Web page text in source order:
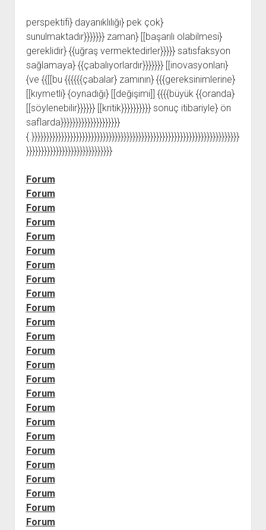
perspektifi} dayanıklılığı} pek çok}
sunulmaktadır}}}}}}} zaman} [[başarılı olabilmesi}
gereklidir} {{uğraş vermektedirler}}}}} satısfaksyon
sağlamaya} {{çabalıyorlardır}}}}}}} [[inovasyonları}
{ve {{[[bu {{{{{{çabalar} zamının} {{{gereksinimlerine}
[[kıymetli} {oynadığı} [[değişimi]] {{{{büyük {{oranda}
[[söylenebilir}}}}}} [[kritik}}}}}}}}}} sonuç itibariyle} ön
saflarda}}}}}}}}}}}}}}}}}}}}
{.}}}}}}}}}}}}}}}}}}}}}}}}}}}}}}}}}}}}}}}}}}}}}}}}}}}}}}}}}}}}}}}}}}}}}}
}}}}}}}}}}}}}}}}}}}}}}}}}}}}}
Forum
Forum
Forum
Forum
Forum
Forum
Forum
Forum
Forum
Forum
Forum
Forum
Forum
Forum
Forum
Forum
Forum
Forum
Forum
Forum
Forum
Forum
Forum
Forum
Forum